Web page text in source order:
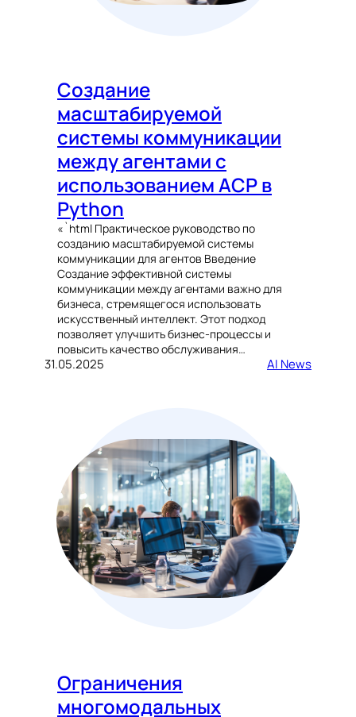
Создание
масштабируемой
системы коммуникации
между агентами с
использованием ACP в
Python
«`html Практическое руководство по
созданию масштабируемой системы
коммуникации для агентов Введение
Создание эффективной системы
коммуникации между агентами важно для
бизнеса, стремящегося использовать
искусственный интеллект. Этот подход
позволяет улучшить бизнес-процессы и
повысить качество обслуживания…
31.05.2025 AI News
Ограничения
многомодальных